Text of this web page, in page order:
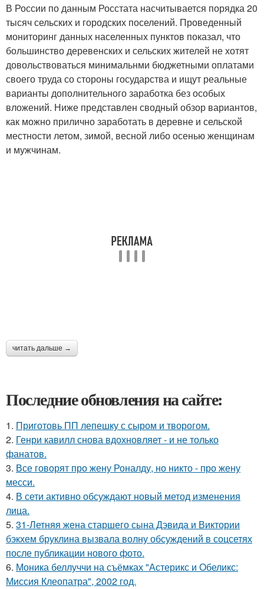
В России по данным Росстата насчитывается порядка 20
тысяч сельских и городских поселений. Проведенный
мониторинг данных населенных пунктов показал, что
большинство деревенских и сельских жителей не хотят
довольствоваться минимальнми бюджетными оплатами
своего труда со стороны государства и ищут реальные
варианты дополнительного заработка без особых
вложений. Ниже представлен сводный обзор вариантов,
как можно прилично заработать в деревне и сельской
местности летом, зимой, весной либо осенью женщинам
и мужчинам.
читать дальше →
Последние обновления на сайте:
1. Приготовь ПП лепешку с сыром и творогом.
2. Генри кавилл снова вдохновляет - и не только
фанатов.
3. Все говорят про жену Роналду, но никто - про жену
месси.
4. В сети активно обсуждают новый метод изменения
лица.
5. 31-Летняя жена старшего сына Дэвида и Виктории
бэкхем бруклина вызвала волну обсуждений в соцсетях
после публикации нового фото.
6. Моника беллуччи на съёмках "Астерикс и Обеликс:
Миссия Клеопатра", 2002 год.